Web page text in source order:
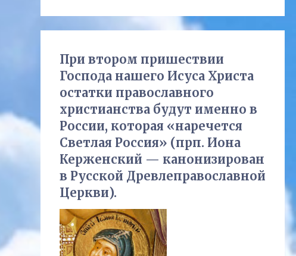
При втором пришествии
Господа нашего Исуса Христа
остатки православного
христианства будут именно в
России, которая «наречется
Светлая Россия» (прп. Иона
Керженский — канонизирован
в Русской Древлеправославной
Церкви).